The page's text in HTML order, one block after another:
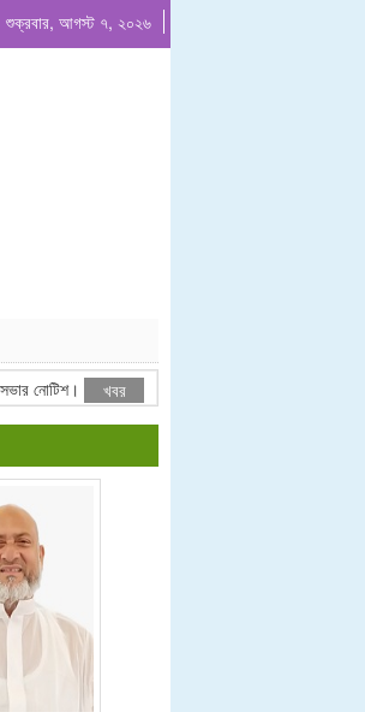
শুক্রবার, আগস্ট ৭, ২০২৬
নোটিশ। ঠিকাদারী তালিকাভুক্তির বিজ্ঞপ্তি
খবর